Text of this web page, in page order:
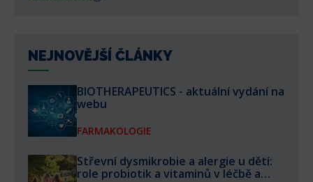
NEJNOVĚJŠÍ ČLÁNKY
BIOTHERAPEUTICS - aktuální vydání na
webu
FARMAKOLOGIE
Střevní dysmikrobie a alergie u dětí:
role probiotik a vitaminů v léčbě a